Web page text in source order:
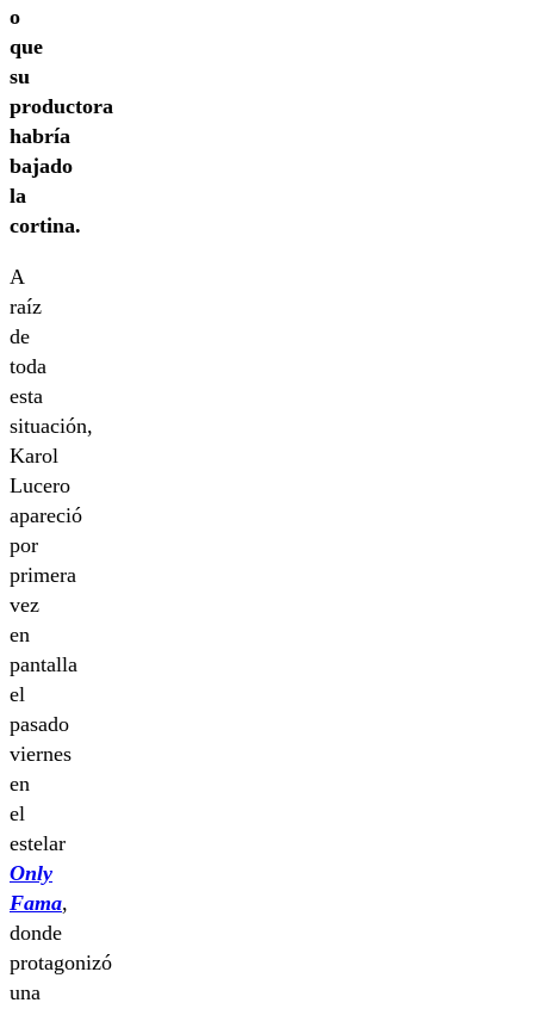
o
que
su
productora
habría
bajado
la
cortina.
A
raíz
de
toda
esta
situación,
Karol
Lucero
apareció
por
primera
vez
en
pantalla
el
pasado
viernes
en
el
estelar
Only
Fama,
donde
protagonizó
una